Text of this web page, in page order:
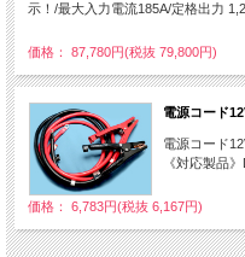
示！/最大入力電流185A/定格出力
価格： 87,780円(税抜 79,800円)
電源コード
電源コード
《対応製品
価格： 6,783円(税抜 6,167円)